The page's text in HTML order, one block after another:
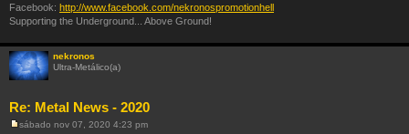
Facebook: http://www.facebook.com/nekronospromotionhell
Supporting the Underground... Above Ground!
nekronos
Ultra-Metálico(a)
Re: Metal News - 2020
sábado nov 07, 2020 4:23 pm